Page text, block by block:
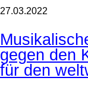
27.03.2022
gegen den
für den